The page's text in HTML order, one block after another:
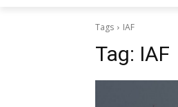
Tags IAF
Tag: IAF